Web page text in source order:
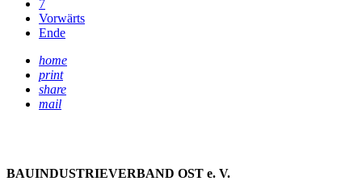
7
Vorwärts
Ende
home
print
share
mail
BAUINDUSTRIEVERBAND OST e. V.